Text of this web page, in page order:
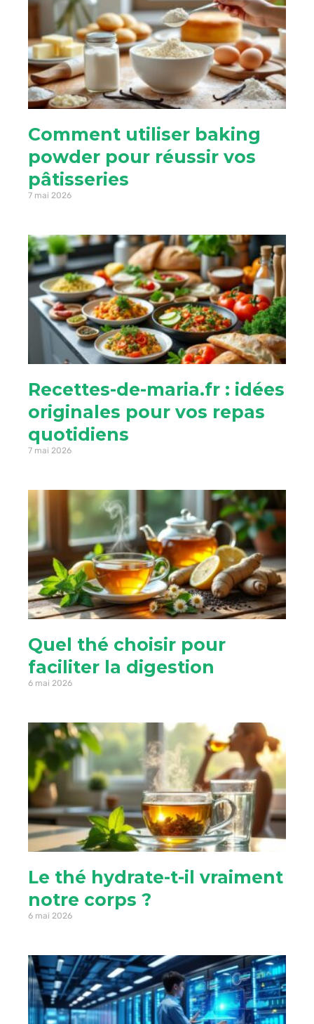
Comment utiliser baking
powder pour réussir vos
pâtisseries
7 mai 2026
Recettes-de-maria.fr : idées
originales pour vos repas
quotidiens
7 mai 2026
Quel thé choisir pour
faciliter la digestion
6 mai 2026
Le thé hydrate-t-il vraiment
notre corps ?
6 mai 2026